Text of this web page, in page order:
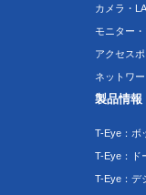
カメラ・
モニター
アクセス
ネットワ
製品情報
T-Eye：ボ
T-Eye：ド
T-Eye：デ